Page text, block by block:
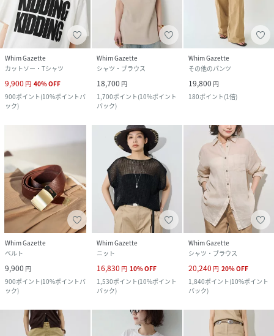
Whim Gazette
カットソー・Tシャツ
9,900 円 40%OFF
900ポイント(10%ポイントバ
ック)
Whim Gazette
シャツ・ブラウス
18,700 円
1,700ポイント(10%ポイント
バック)
Whim Gazette
その他のパンツ
19,800 円
180ポイント(1倍)
Whim Gazette
ベルト
9,900 円
900ポイント(10%ポイントバ
ック)
Whim Gazette
ニット
16,830 円 10%OFF
1,530ポイント(10%ポイント
バック)
Whim Gazette
シャツ・ブラウス
20,240 円 20%OFF
1,840ポイント(10%ポイント
バック)